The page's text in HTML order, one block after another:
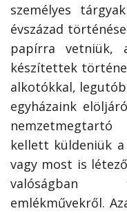
személyes
évszázad
papírra vetniük,
készítettek
alkotókkal,
egyházaink
kellett küldeniük
vagy most is
valóságban
emlékművekről.